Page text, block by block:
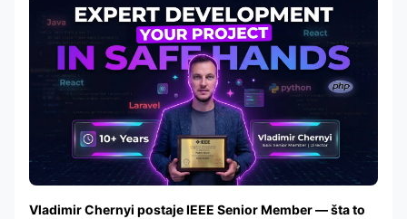
Vladimir Chernyi postaje IEEE Senior Member — šta to